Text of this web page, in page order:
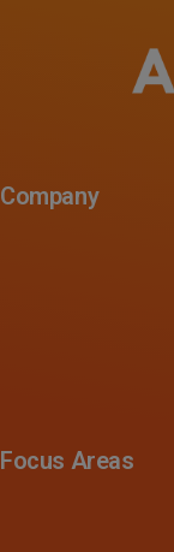
Company
Focus Areas